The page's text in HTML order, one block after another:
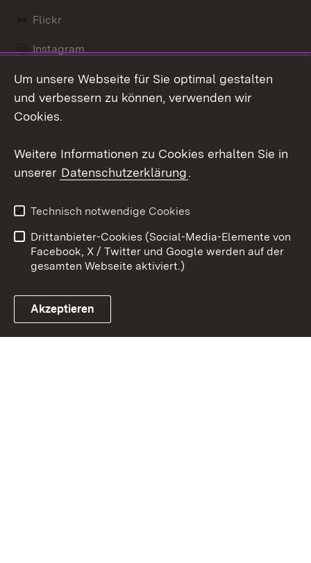
Flickr
Instagram
Social Wall
Link zum Landesportal
Barrierefreiheit
Benutzungshinweise
Impressum
Cookies
Um unsere Webseite für Sie optimal gestalten
und verbessern zu können, verwenden wir
Cookies.
Weitere Informationen zu Cookies erhalten Sie in
unserer Datenschutzerklärung.
Technisch notwendige Cookies
Drittanbieter-Cookies (Social-Media-Elemente von
Facebook, X / Twitter und Google werden auf der
gesamten Webseite aktiviert.)
Akzeptieren